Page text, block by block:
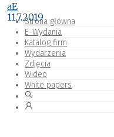
Strona główna
E-Wydania
Katalog firm
Wydarzenia
Zdjęcia
Wideo
White papers
aE
11.7.2019